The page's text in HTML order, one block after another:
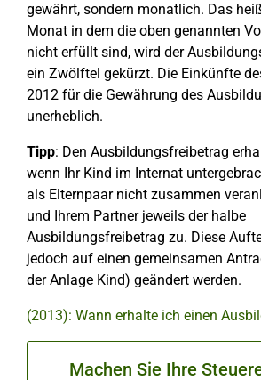
gewährt, sondern monatlich. Das
Monat in dem die oben genannten
nicht erfüllt sind, wird der
ein Zwölftel gekürzt. Die Einkünfte
2012 für die Gewährung des
unerheblich.
Tipp: Den Ausbildungsfreibetrag
wenn Ihr Kind im Internat
als Elternpaar nicht zusammen
und Ihrem Partner jeweils der halbe
Ausbildungsfreibetrag zu. Diese
jedoch auf einen gemeinsamen
der Anlage Kind) geändert werden.
(2013): Wann erhalte ich einen
Machen Sie Ihre